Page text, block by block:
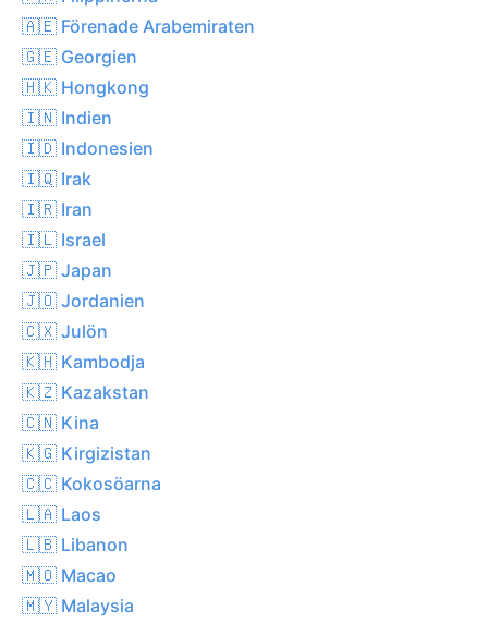
🇦🇪 Förenade Arabemiraten
🇬🇪 Georgien
🇭🇰 Hongkong
🇮🇳 Indien
🇮🇩 Indonesien
🇮🇶 Irak
🇮🇷 Iran
🇮🇱 Israel
🇯🇵 Japan
🇯🇴 Jordanien
🇨🇽 Julön
🇰🇭 Kambodja
🇰🇿 Kazakstan
🇨🇳 Kina
🇰🇬 Kirgizistan
🇨🇨 Kokosöarna
🇱🇦 Laos
🇱🇧 Libanon
🇲🇴 Macao
🇲🇾 Malaysia